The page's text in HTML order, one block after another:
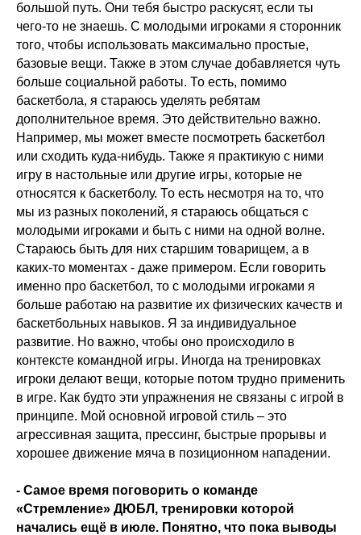
большой путь. Они тебя быстро раскусят, если ты
чего-то не знаешь. С молодыми игроками я сторонник
того, чтобы использовать максимально простые,
базовые вещи. Также в этом случае добавляется чуть
больше социальной работы. То есть, помимо
баскетбола, я стараюсь уделять ребятам
дополнительное время. Это действительно важно.
Например, мы может вместе посмотреть баскетбол
или сходить куда-нибудь. Также я практикую с ними
игру в настольные или другие игры, которые не
относятся к баскетболу. То есть несмотря на то, что
мы из разных поколений, я стараюсь общаться с
молодыми игроками и быть с ними на одной волне.
Стараюсь быть для них старшим товарищем, а в
каких-то моментах - даже примером. Если говорить
именно про баскетбол, то с молодыми игроками я
больше работаю на развитие их физических качеств и
баскетбольных навыков. Я за индивидуальное
развитие. Но важно, чтобы оно происходило в
контексте командной игры. Иногда на тренировках
игроки делают вещи, которые потом трудно применить
в игре. Как будто эти упражнения не связаны с игрой в
принципе. Мой основной игровой стиль – это
агрессивная защита, прессинг, быстрые прорывы и
хорошее движение мяча в позиционном нападении.
- Самое время поговорить о команде
«Стремление» ДЮБЛ, тренировки которой
начались ещё в июле. Понятно, что пока выводы